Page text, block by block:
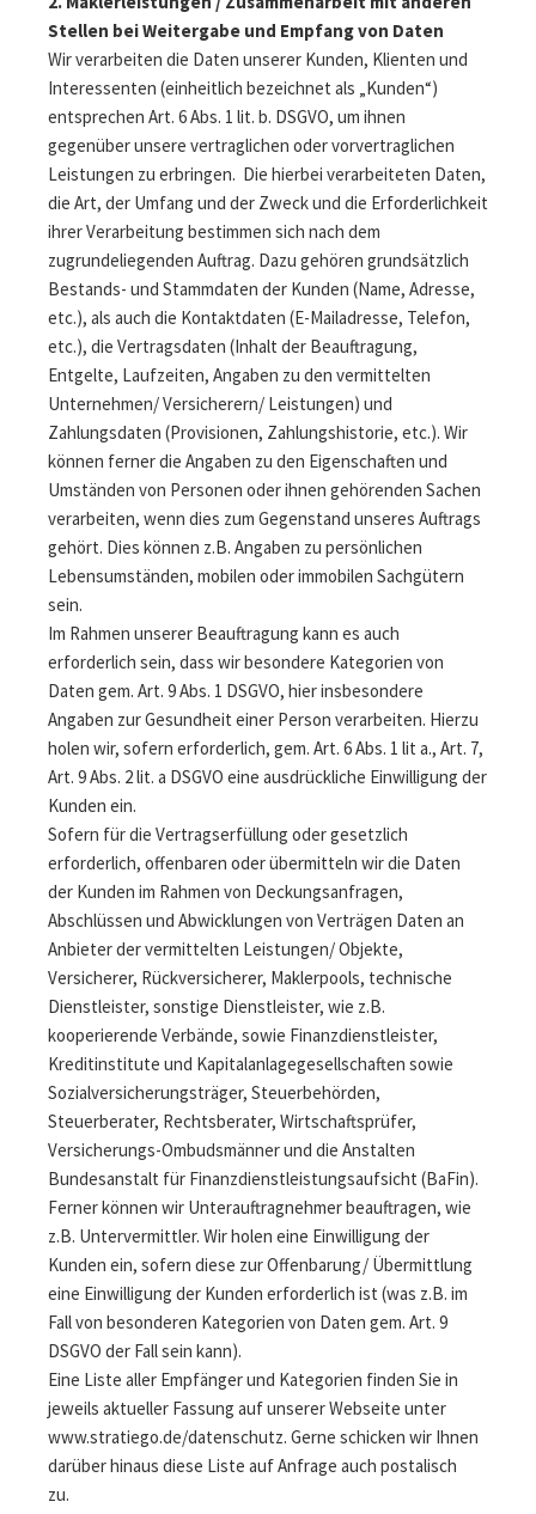
Stellen bei Weitergabe und Empfang von Daten
Wir verarbeiten die Daten unserer Kunden, Klienten und
Interessenten (einheitlich bezeichnet als „Kunden“)
entsprechen Art. 6 Abs. 1 lit. b. DSGVO, um ihnen
gegenüber unsere vertraglichen oder vorvertraglichen
Leistungen zu erbringen. Die hierbei verarbeiteten Daten,
die Art, der Umfang und der Zweck und die Erforderlichkeit
ihrer Verarbeitung bestimmen sich nach dem
zugrundeliegenden Auftrag. Dazu gehören grundsätzlich
Bestands- und Stammdaten der Kunden (Name, Adresse,
etc.), als auch die Kontaktdaten (E-Mailadresse, Telefon,
etc.), die Vertragsdaten (Inhalt der Beauftragung,
Entgelte, Laufzeiten, Angaben zu den vermittelten
Unternehmen/ Versicherern/ Leistungen) und
Zahlungsdaten (Provisionen, Zahlungshistorie, etc.). Wir
können ferner die Angaben zu den Eigenschaften und
Umständen von Personen oder ihnen gehörenden Sachen
verarbeiten, wenn dies zum Gegenstand unseres Auftrags
gehört. Dies können z.B. Angaben zu persönlichen
Lebensumständen, mobilen oder immobilen Sachgütern
sein.
Im Rahmen unserer Beauftragung kann es auch
erforderlich sein, dass wir besondere Kategorien von
Daten gem. Art. 9 Abs. 1 DSGVO, hier insbesondere
Angaben zur Gesundheit einer Person verarbeiten. Hierzu
holen wir, sofern erforderlich, gem. Art. 6 Abs. 1 lit a., Art. 7,
Art. 9 Abs. 2 lit. a DSGVO eine ausdrückliche Einwilligung der
Kunden ein.
Sofern für die Vertragserfüllung oder gesetzlich
erforderlich, offenbaren oder übermitteln wir die Daten
der Kunden im Rahmen von Deckungsanfragen,
Abschlüssen und Abwicklungen von Verträgen Daten an
Anbieter der vermittelten Leistungen/ Objekte,
Versicherer, Rückversicherer, Maklerpools, technische
Dienstleister, sonstige Dienstleister, wie z.B.
kooperierende Verbände, sowie Finanzdienstleister,
Kreditinstitute und Kapitalanlagegesellschaften sowie
Sozialversicherungsträger, Steuerbehörden,
Steuerberater, Rechtsberater, Wirtschaftsprüfer,
Versicherungs-Ombudsmänner und die Anstalten
Bundesanstalt für Finanzdienstleistungsaufsicht (BaFin).
Ferner können wir Unterauftragnehmer beauftragen, wie
z.B. Untervermittler. Wir holen eine Einwilligung der
Kunden ein, sofern diese zur Offenbarung/ Übermittlung
eine Einwilligung der Kunden erforderlich ist (was z.B. im
Fall von besonderen Kategorien von Daten gem. Art. 9
DSGVO der Fall sein kann).
Eine Liste aller Empfänger und Kategorien finden Sie in
jeweils aktueller Fassung auf unserer Webseite unter
www.stratiego.de/datenschutz. Gerne schicken wir Ihnen
darüber hinaus diese Liste auf Anfrage auch postalisch
zu.